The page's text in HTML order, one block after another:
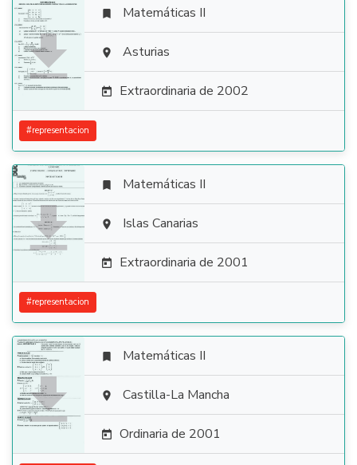

 Matemáticas II
 Asturias
 Extraordinaria de 2002
#representacion

 Matemáticas II
 Islas Canarias
 Extraordinaria de 2001
#representacion

 Matemáticas II
 Castilla-La Mancha
 Ordinaria de 2001